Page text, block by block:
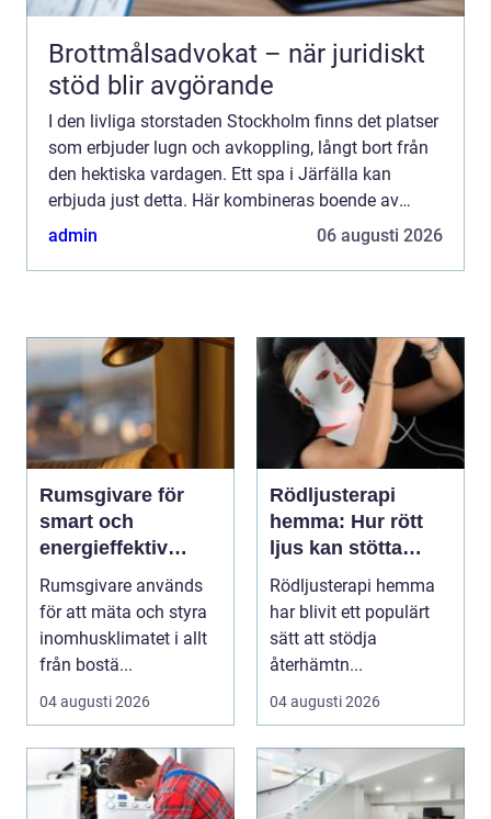
Brottmålsadvokat – när juridiskt
stöd blir avgörande
I den livliga storstaden Stockholm finns det platser
som erbjuder lugn och avkoppling, långt bort från
den hektiska vardagen. Ett spa i Järfälla kan
erbjuda just detta. Här kombineras boende av
högsta klass med spabeha...
admin 06 augusti 2026
Rumsgivare för
smart och
energieffektiv
styrning av
inomhusklimat
Rumsgivare används
för att mäta och styra
inomhusklimatet i allt
från bostä...
04 augusti 2026
Rödljusterapi
hemma: Hur rött
ljus kan stötta
kroppens
återhämtning
Rödljusterapi hemma
har blivit ett populärt
sätt att stödja
återhämtn...
04 augusti 2026